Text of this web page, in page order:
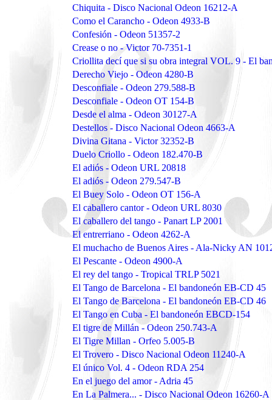
Chiquita - Disco Nacional Odeon 16212-A
Como el Carancho - Odeon 4933-B
Confesión - Odeon 51357-2
Crease o no - Victor 70-7351-1
Criollita decí que si su obra integral VOL. 9 - El
Derecho Viejo - Odeon 4280-B
Desconfiale - Odeon 279.588-B
Desconfiale - Odeon OT 154-B
Desde el alma - Odeon 30127-A
Destellos - Disco Nacional Odeon 4663-A
Divina Gitana - Victor 32352-B
Duelo Criollo - Odeon 182.470-B
El adiós - Odeon URL 20818
El adiós - Odeon 279.547-B
El Buey Solo - Odeon OT 156-A
El caballero cantor - Odeon URL 8030
El caballero del tango - Panart LP 2001
El entrerriano - Odeon 4262-A
El muchacho de Buenos Aires - Ala-Nicky AN
El Pescante - Odeon 4900-A
El rey del tango - Tropical TRLP 5021
El Tango de Barcelona - El bandoneón EB-CD 45
El Tango de Barcelona - El bandoneón EB-CD 46
El Tango en Cuba - El bandoneón EBCD-154
El tigre de Millán - Odeon 250.743-A
El Tigre Millan - Orfeo 5.005-B
El Trovero - Disco Nacional Odeon 11240-A
El único Vol. 4 - Odeon RDA 254
En el juego del amor - Adria 45
En La Palmera... - Disco Nacional Odeon 16260-A